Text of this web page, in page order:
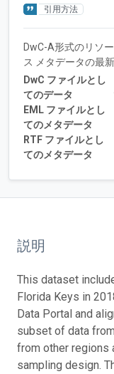
引用方法
DwC-A形式のリソ
ス メタデータの最
DwC ファイルとし
てのデータ
EML ファイルとし
てのメタデータ
RTF ファイルとし
てのメタデータ
説明
This dataset
Florida Keys in
Data Portal and
subset of data
from other regions
sampling design.